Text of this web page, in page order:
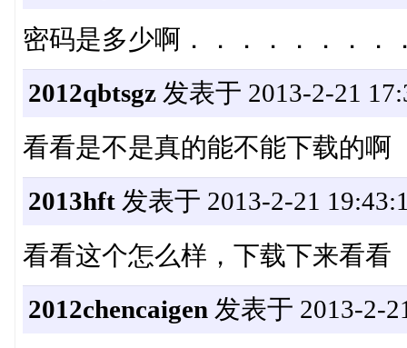
密码是多少啊．．．．．．．．
2012qbtsgz发表于 2013-2-21
看看是不是真的能不能下载的啊
2013hft发表于 2013-2-21
看看这个怎么样，下载下来看看
2012chencaigen 发表于 2013-2-